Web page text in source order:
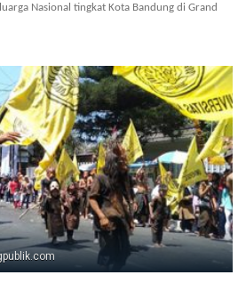
Nasional tingkat Kota Bandung di Grand